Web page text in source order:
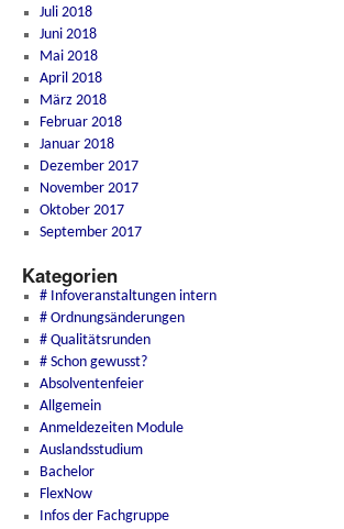
Juli 2018
Juni 2018
Mai 2018
April 2018
März 2018
Februar 2018
Januar 2018
Dezember 2017
November 2017
Oktober 2017
September 2017
Kategorien
# Infoveranstaltungen intern
# Ordnungsänderungen
# Qualitätsrunden
# Schon gewusst?
Absolventenfeier
Allgemein
Anmeldezeiten Module
Auslandsstudium
Bachelor
FlexNow
Infos der Fachgruppe